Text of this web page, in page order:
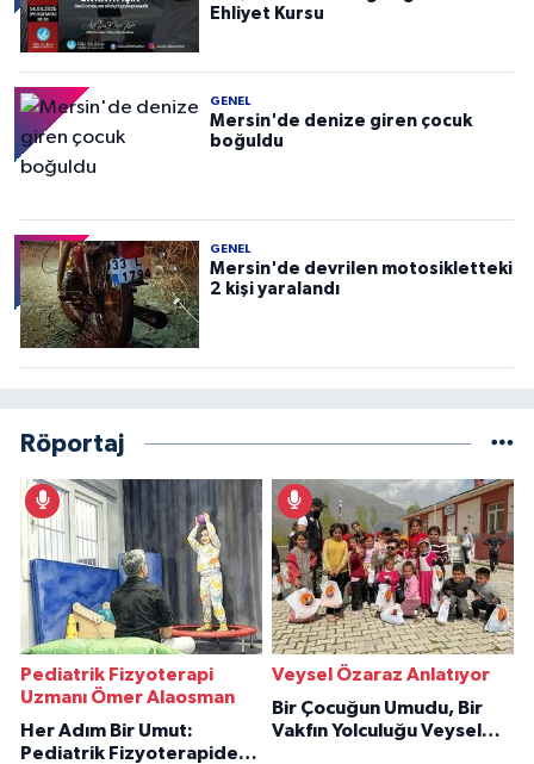
Ehliyet Kursu
GENEL
Mersin'de denize giren çocuk
boğuldu
GENEL
Mersin'de devrilen motosikletteki
2 kişi yaralandı
Röportaj
Pediatrik Fizyoterapi
Uzmanı Ömer Alaosman
Her Adım Bir Umut:
Pediatrik Fizyoterapiden
Veysel Özaraz Anlatıyor
Bir Çocuğun Umudu, Bir
Vakfın Yolculuğu Veysel